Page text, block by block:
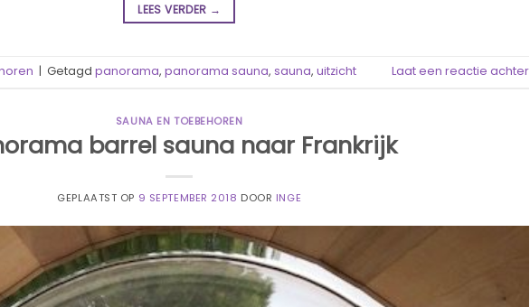
LEES VERDER →
| Getagd panorama, panorama sauna, sauna, uitzicht Laat een reactie achter
SAUNA EN TOEBEHOREN
barrel sauna naar Frankrijk
GEPLAATST OP 9 SEPTEMBER 2018 DOOR INGE